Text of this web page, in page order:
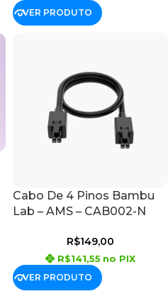
VER PRODUTO
Cabo De 4 Pinos Bambu
Lab – AMS – CAB002-N
R$149,00
R$141,55 no PIX
VER PRODUTO